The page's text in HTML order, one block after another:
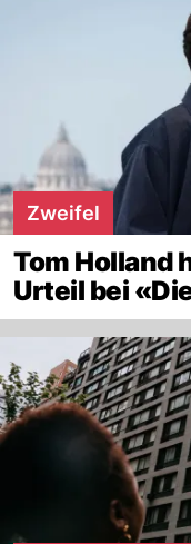
Zweifel
Tom Holland
Urteil bei